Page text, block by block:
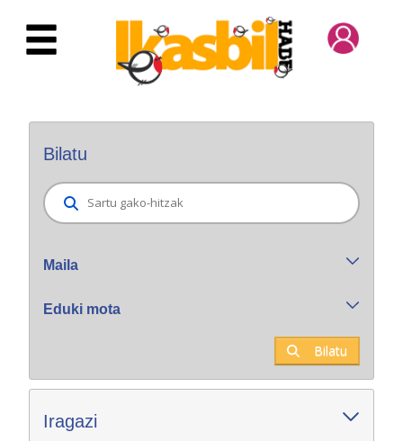
Eduki nagusira joan
Bilatu
Maila
Eduki mota
Bilatu
Iragazi